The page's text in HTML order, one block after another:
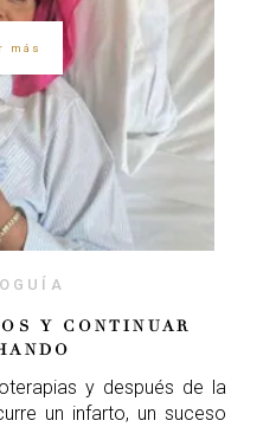
más
Y CONTINUAR
y después de la
un infarto, un suceso